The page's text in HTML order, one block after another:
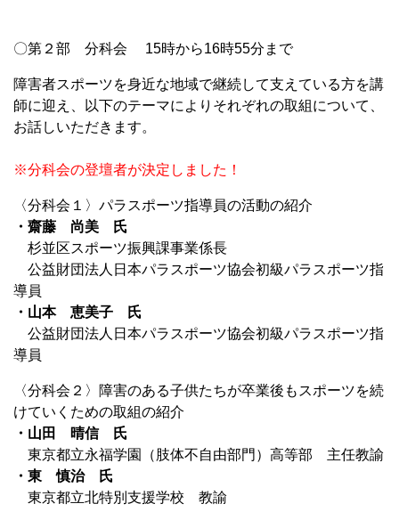
〇第２部 分科会 15時から16時55分まで
障害者スポーツを身近な地域で継続して支えている方を講
師に迎え、以下のテーマによりそれぞれの取組について、
お話しいただきます。
※分科会の登壇者が決定しました！
〈分科会１〉パラスポーツ指導員の活動の紹介
・齋藤 尚美 氏
杉並区スポーツ振興課事業係長
公益財団法人日本パラスポーツ協会初級パラスポーツ指
導員
・山本 恵美子 氏
公益財団法人日本パラスポーツ協会初級パラスポーツ指
導員
〈分科会２〉障害のある子供たちが卒業後もスポーツを続
けていくための取組の紹介
・山田 晴信 氏
東京都立永福学園（肢体不自由部門）高等部 主任教諭
・東 慎治 氏
東京都立北特別支援学校 教諭